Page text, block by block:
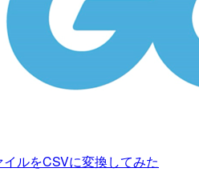
ルをCSVに変換してみた